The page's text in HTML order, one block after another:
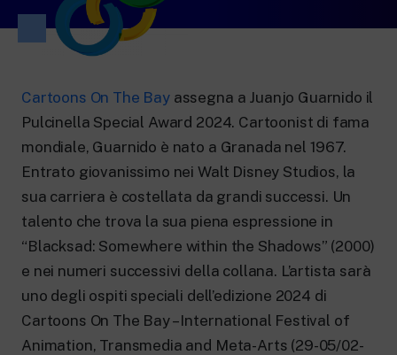
New 24 ore su 24: attualità, ultime notizie
RaiNews
Le redazioni regionali di RaiNews.
Approfondimenti culturali su Arte,
Rai Cultura
Per le scuole secondarie di I e II grado,
l’Università, i Docenti e l’istruzione degli
adulti.
Rai Scuola
Cartoons On The Bayassegna a Juanjo Guarnido il
Pulcinella Special Award 2024. Cartoonist di fama
mondiale, Guarnido è nato a Granada nel 1967.
Entrato giovanissimo nei Walt Disney Studios, la
sua carriera è costellata da grandi successi. Un
talento che trova la sua piena espressione in
“Blacksad: Somewhere within the Shadows” (2000)
e nei numeri successivi della collana. L’artista sarà
uno degli ospiti speciali dell’edizione 2024 di
Cartoons On The Bay – International Festival of
Animation, Transmedia and Meta-Arts (29-05/02-